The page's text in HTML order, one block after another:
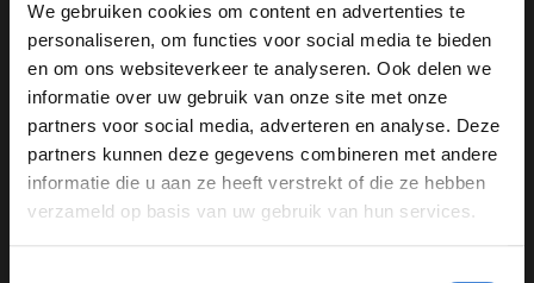
We gebruiken cookies om content en advertenties te
personaliseren, om functies voor social media te bieden
en om ons websiteverkeer te analyseren. Ook delen we
informatie over uw gebruik van onze site met onze
partners voor social media, adverteren en analyse. Deze
partners kunnen deze gegevens combineren met andere
informatie die u aan ze heeft verstrekt of die ze hebben
verzameld op basis van uw gebruik van hun services.
WELKOM BIJ GRAND PRIX RADIO
Ben je 24 jaar of ouder?
Pas je advertentie instellingen aan en klik hieronder om
door te gaan naar de website!
Advertentie instellingen